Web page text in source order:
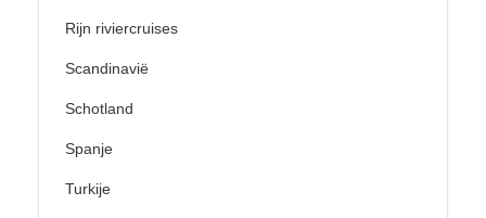
Rijn riviercruises
Scandinavië
Schotland
Spanje
Turkije